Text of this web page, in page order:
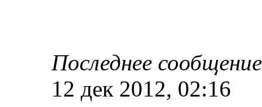
Последнее
12 дек 2012, 02:16